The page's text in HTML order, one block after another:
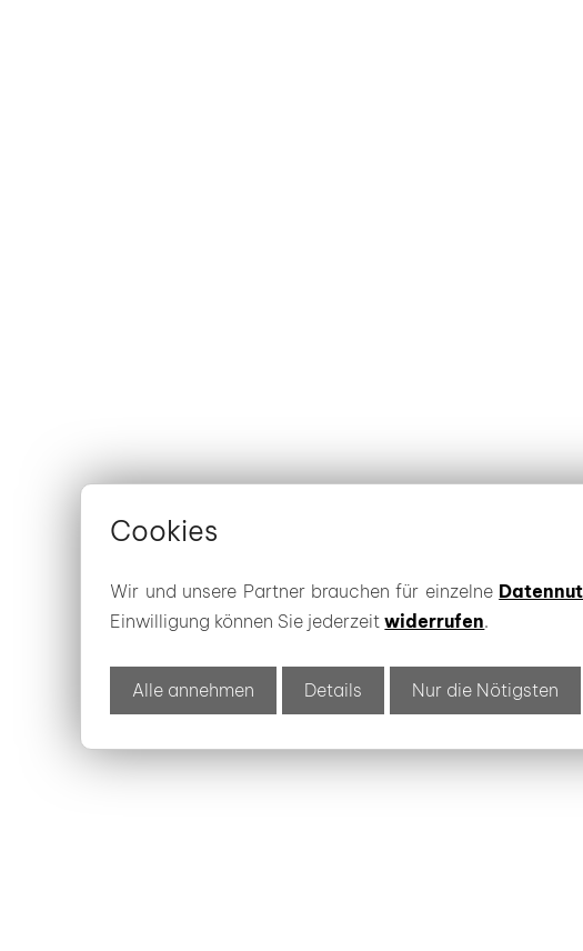
Cookies
Wir und unsere Partner brauchen für einzelne
Einwilligung können Sie jederzeitwiderrufen.
Alle annehmen Details Nur die Nötigsten